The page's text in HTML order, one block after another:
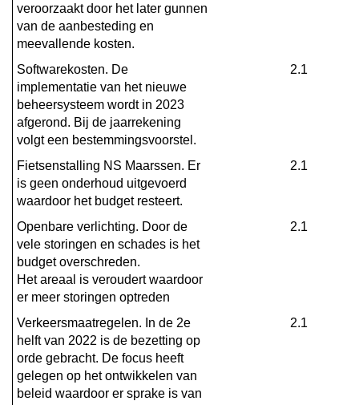
lasten
veroorzaakt door het later gunnen
van de aanbesteding en
meevallende kosten.
Softwarekosten. De
implementatie van het nieuwe
beheersysteem wordt in 2023
afgerond. Bij de jaarrekening
volgt een bestemmingsvoorstel.
2.1
Fietsenstalling NS Maarssen. Er
is geen onderhoud uitgevoerd
waardoor het budget resteert.
2.1
Openbare verlichting. Door de
vele storingen en schades is het
budget overschreden.
Het areaal is veroudert waardoor
er meer storingen optreden
2.1
Verkeersmaatregelen. In de 2e
helft van 2022 is de bezetting op
orde gebracht. De focus heeft
gelegen op het ontwikkelen van
beleid waardoor er sprake is van
2.1